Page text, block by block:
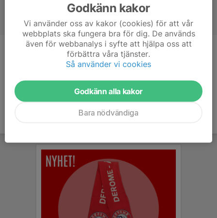
Tränare
47 år
Godkänn kakor
Vi använder oss av kakor (cookies) för att vår
webbplats ska fungera bra för dig. De används
även för webbanalys i syfte att hjälpa oss att
förbättra våra tjänster.
Så använder vi cookies
Godkänn alla kakor
Bara nödvändiga